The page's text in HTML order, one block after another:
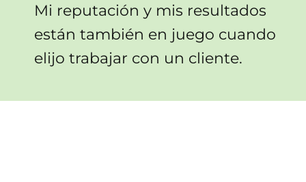
Mi reputación y mis resultados
están también en juego cuando
elijo trabajar con un cliente.